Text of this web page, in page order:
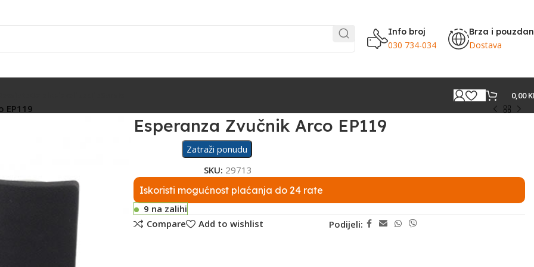
Info broj
030 734-034
Brza i
Dostava
0,00
EP119
Esperanza Zvučnik Arco EP119
Zatraži ponudu
SKU: 29713
Iskoristi mogućnost plaćanja do 24 rate
9 na zalihi
Compare
Add to wishlist Podijeli: